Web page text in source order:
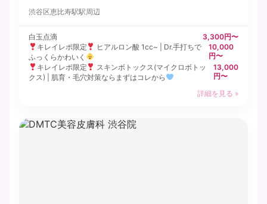
渋谷区恵比寿駅駅周辺
白玉点滴
3,300円〜
キレイレポ限定
ヒアルロン酸 1cc~ | Dr.手打ちで
ふっくらかわいく
10,000
円〜
キレイレポ限定
スキンボトックス(マイクロボトッ
クス) | 肌育・毛穴対策ならまずはコレから
13,000
円〜
詳細を見る »